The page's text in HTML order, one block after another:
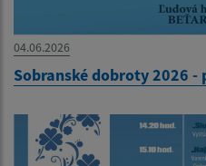
04.06.2026
Sobranské dobroty 2026